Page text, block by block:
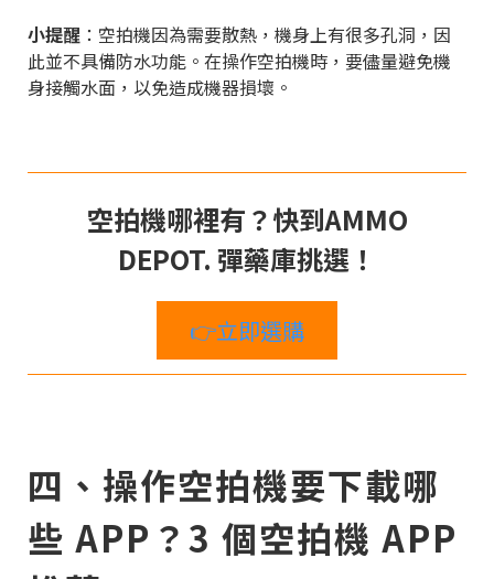
小提醒 ：空拍機因為需要散熱，機身上有很多孔洞，因
此並不具備防水功能。在操作空拍機時，要儘量避免機
身接觸水面，以免造成機器損壞。
空拍機哪裡有？快到AMMO
DEPOT. 彈藥庫挑選！
👉立即選購
四、操作空拍機要下載哪
些 APP？3 個空拍機 APP